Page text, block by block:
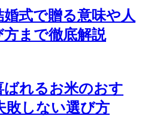
式で贈る意味や人
まで徹底解説
ばれるお米のおす
敗しない選び方